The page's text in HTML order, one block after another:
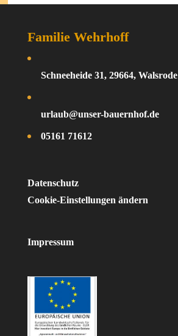
Familie Wehrhoff
Schneeheide 31, 29664, Walsrode
urlaub@unser-bauernhof.de
05161 71612
Datenschutz
Cookie-Einstellungen ändern
Impressum